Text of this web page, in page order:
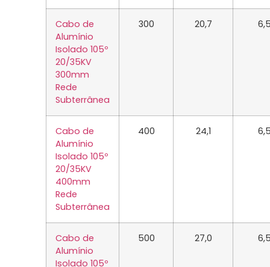
Cabo de
Alumínio
Isolado 105º
20/35KV
300mm
Rede
Subterrânea
300 20,7
Cabo de
Alumínio
Isolado 105º
20/35KV
400mm
Rede
Subterrânea
400 24,1
Cabo de
Alumínio
Isolado 105º
500 27,0